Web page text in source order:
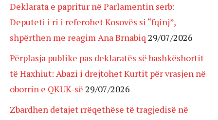
Deklarata e papritur në Parlamentin serb:
Deputeti i ri i referohet Kosovës si “fqinj”,
shpërthen me reagim Ana Brnabiq 29/07/2026
Përplasja publike pas deklaratës së bashkëshortit
të Haxhiut: Abazi i drejtohet Kurtit për vrasjen në
oborrin e QKUK-së 29/07/2026
Zbardhen detajet rrëqethëse të tragjedisë në